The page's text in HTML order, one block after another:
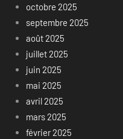
octobre 2025
septembre 2025
août 2025
juillet 2025
juin 2025
mai 2025
avril 2025
mars 2025
février 2025